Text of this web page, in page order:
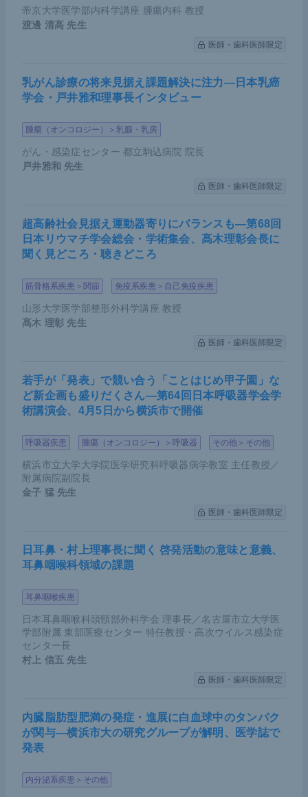
象となり、うち477施設から回答があった。なお、
第一波においては、PPE（個人防護具）の不足、院
い入院受け入れによる医療のひっ迫、看護体制の再
編、診療科を超えた診療提供など、さまざまな非常
手術制限の有無
「診療科を問わず手術制限があるか？」という設問
に対しては、「2020年3月からある」と回答した施
設が53.25％であり、およそ3分の2の施設で第一波
の時期からすでに手術制限があったことが分かっ
手術全体の実施率
「2020年1月を100％とした場合の手術全体（消化
器がん含む）の実施率」に関する問いに対しては、
したが、4月時点で「変化なし」と答えた施設は3月
に比べて半減し、手術実施率が20％以上減少したと
答えた施設が3月に比べて大幅に増加している。CO
VID-19に関する不安や体制の整備など、多くの要因
消化器がんの手術制限
「消化器がん（食道、胃、結腸・直腸、肝・胆・
2020年3月・4月の結果を合わせて40％近くの施設
で制限があったと回答した。制限の理由としてもっ
とも多いのは市中感染の蔓延防止であり、そのほか
PPEの不足と回答した施設も多かった。
第二波下における外科手術の状況――群馬県
基幹病院に対するアンケート調査から
次に、第二波下における手術状況の変化について群
する。
第二波では、第一波に比べてPPEの供給改善、院内
感染の減少、ICU使用制限の改善、重症度を加味し
た入院コントロールなど病院機能が徐々に正常化し
帝京大学医学部内科学講座 腫瘍内科 教授
渡邊 清高 先生
医師・歯科医師限定
乳がん診療の将来見据え課題解決に注力―日本乳癌
学会・戸井雅和理事長インタビュー
腫瘍（オンコロジー）＞乳腺・乳房
がん・感染症センター 都立駒込病院 院長
戸井雅和 先生
医師・歯科医師限定
超高齢社会見据え運動器寄りにバランスも―第68回
日本リウマチ学会総会・学術集会、髙木理彰会長に
聞く見どころ・聴きどころ
筋骨格系疾患＞関節 免疫系疾患＞自己免疫疾患
山形大学医学部整形外科学講座 教授
髙木 理彰 先生
医師・歯科医師限定
若手が「発表」で競い合う「ことはじめ甲子園」な
ど新企画も盛りだくさん―第64回日本呼吸器学会学
術講演会、4月5日から横浜市で開催
呼吸器疾患 腫瘍（オンコロジー）＞呼吸器 その他＞その他
横浜市立大学大学院医学研究科呼吸器病学教室 主任教授／
附属病院副院長
金子 猛 先生
医師・歯科医師限定
日耳鼻・村上理事長に聞く 啓発活動の意味と意義、
耳鼻咽喉科領域の課題
耳鼻咽喉疾患
日本耳鼻咽喉科頭頸部外科学会 理事長／名古屋市立大学医
学部附属 東部医療センター 特任教授・高次ウイルス感染症
センター長
村上 信五 先生
医師・歯科医師限定
内臓脂肪型肥満の発症・進展に白血球中のタンパク
が関与―横浜市大の研究グループが解明、医学誌で
発表
内分泌系疾患＞その他